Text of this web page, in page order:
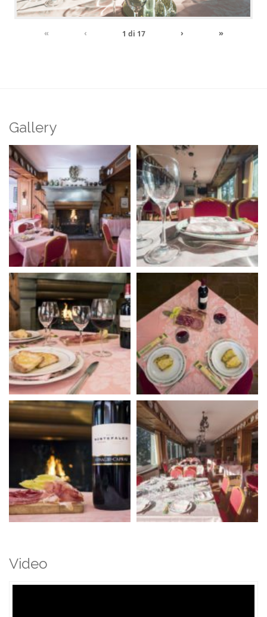
« ‹ 1 di 17 › »
Gallery
Video